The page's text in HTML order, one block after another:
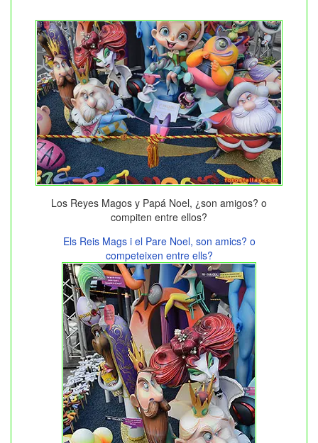
Los Reyes Magos y Papá Noel, ¿son amigos? o
compiten entre ellos?
Els Reis Mags i el Pare Noel, son amics? o
competeixen entre ells?